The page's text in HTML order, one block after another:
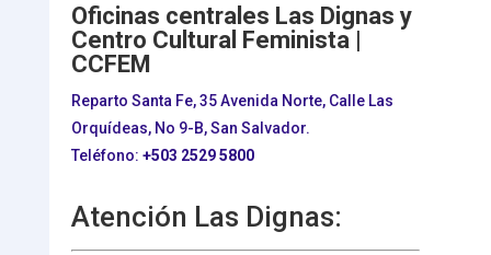
Oficinas centrales Las Dignas y
Centro Cultural Feminista |
CCFEM
Reparto Santa Fe, 35 Avenida Norte, Calle Las
Orquídeas, No 9-B, San Salvador.
Teléfono: +503 2529 5800
Atención Las Dignas: